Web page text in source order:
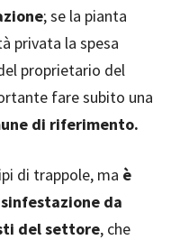
; se la pianta
privata la spesa
proprietario del
fare subito una
di riferimento.
di trappole, ma è
da
del settore, che